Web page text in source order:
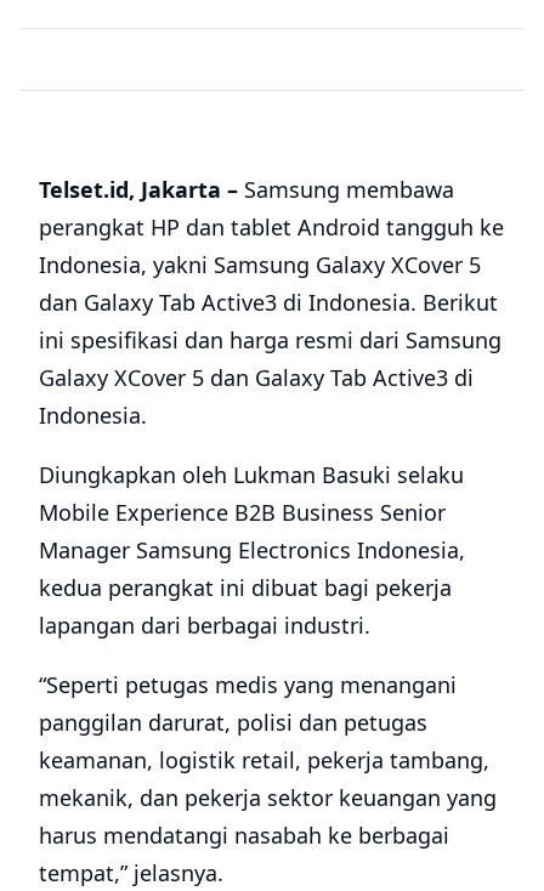
Telset.id, Jakarta – Samsung membawa
perangkat HP dan tablet Android tangguh ke
Indonesia, yakni Samsung Galaxy XCover 5
dan Galaxy Tab Active3 di Indonesia. Berikut
ini spesifikasi dan harga resmi dari Samsung
Galaxy XCover 5 dan Galaxy Tab Active3 di
Indonesia.
Diungkapkan oleh Lukman Basuki selaku
Mobile Experience B2B Business Senior
Manager Samsung Electronics Indonesia,
kedua perangkat ini dibuat bagi pekerja
lapangan dari berbagai industri.
“Seperti petugas medis yang menangani
panggilan darurat, polisi dan petugas
keamanan, logistik retail, pekerja tambang,
mekanik, dan pekerja sektor keuangan yang
harus mendatangi nasabah ke berbagai
tempat,” jelasnya.